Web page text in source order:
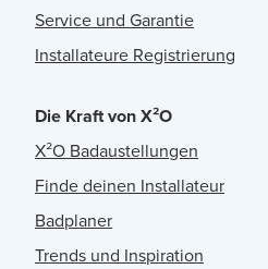
Service und Garantie
Installateure Registrierung
Die Kraft von X²O
X²O Badaustellungen
Finde deinen Installateur
Badplaner
Trends und Inspiration